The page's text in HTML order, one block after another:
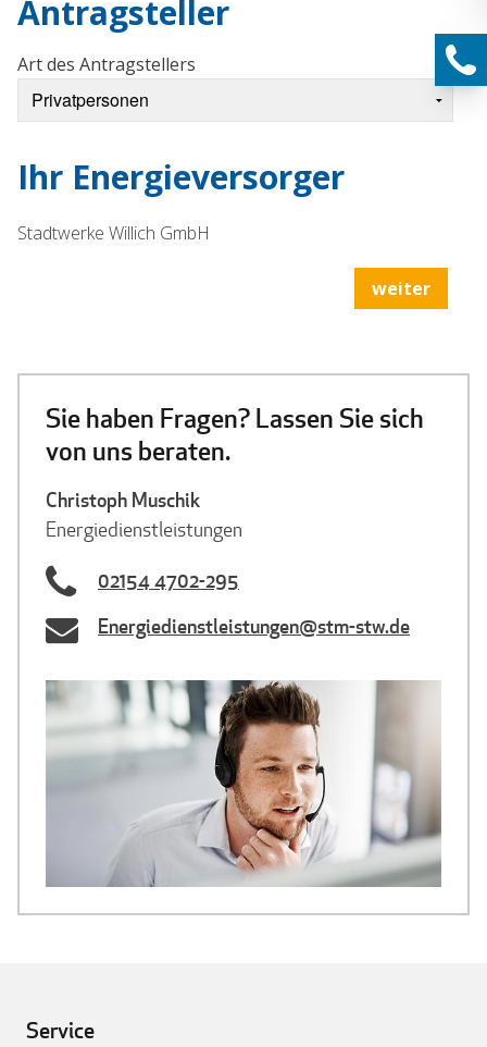
Sie haben Fragen? Lassen Sie sich
von uns beraten.
Christoph Muschik
Energiedienstleistungen
02154 4702-295
Energiedienstleistungen@stm-stw.de
Service